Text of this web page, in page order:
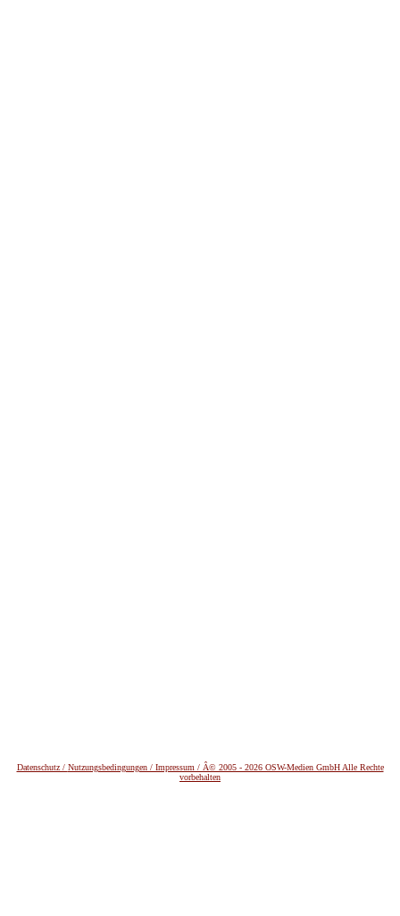
Datenschutz / Nutzungsbedingungen / Impressum / Â© 2005 - 2026 OSW-Medien GmbH Alle Rechte
vorbehalten